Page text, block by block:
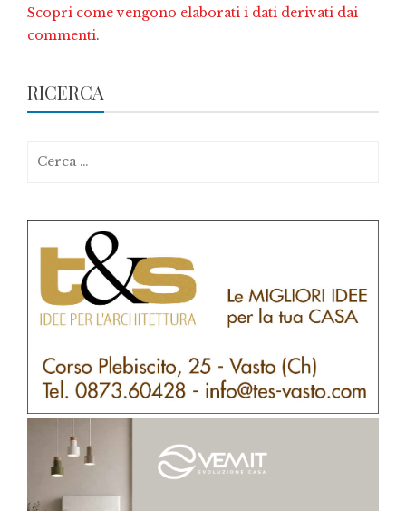
Scopri come vengono elaborati i dati derivati dai
commenti.
RICERCA